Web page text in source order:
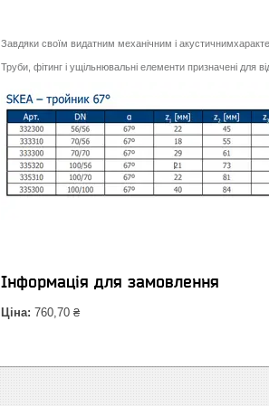
Завдяки своїм видатним механічним і акустичним
Труби, фітинг і ущільнювальні елементи призначені для
Інформація для замовлення
Ціна: 760,70 ₴